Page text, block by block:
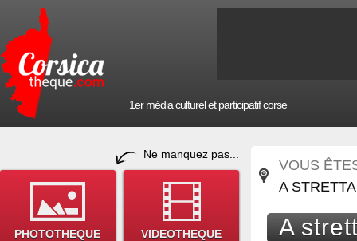
1er média culturel et participatif corse
Ne manquez pas...
PHOTOTHEQUE VIDEOTHEQUE
VOUS
A
A